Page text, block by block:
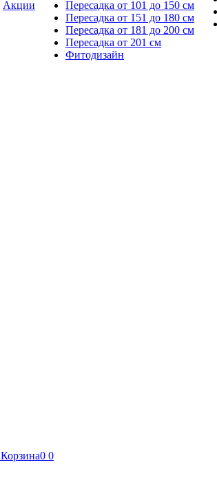
Акции
Пересадка от 101 до 150 см
Пересадка от 151 до 180 см
Пересадка от 181 до 200 см
Пересадка от 201 см
Фитодизайн
Корзина0 0